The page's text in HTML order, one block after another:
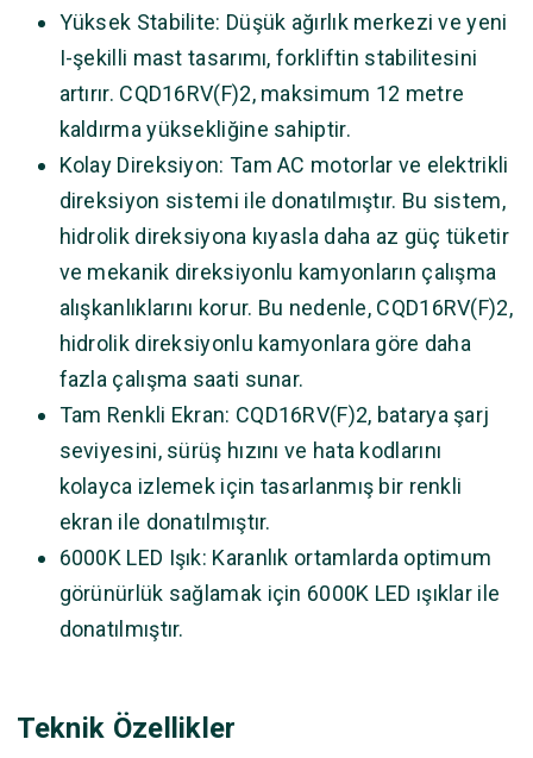
Yüksek Stabilite: Düşük ağırlık merkezi ve yeni
I-şekilli mast tasarımı, forkliftin stabilitesini
artırır. CQD16RV(F)2, maksimum 12 metre
kaldırma yüksekliğine sahiptir.
Kolay Direksiyon: Tam AC motorlar ve elektrikli
direksiyon sistemi ile donatılmıştır. Bu sistem,
hidrolik direksiyona kıyasla daha az güç tüketir
ve mekanik direksiyonlu kamyonların çalışma
alışkanlıklarını korur. Bu nedenle, CQD16RV(F)2,
hidrolik direksiyonlu kamyonlara göre daha
fazla çalışma saati sunar.
Tam Renkli Ekran: CQD16RV(F)2, batarya şarj
seviyesini, sürüş hızını ve hata kodlarını
kolayca izlemek için tasarlanmış bir renkli
ekran ile donatılmıştır.
6000K LED Işık: Karanlık ortamlarda optimum
görünürlük sağlamak için 6000K LED ışıklar ile
donatılmıştır.
Teknik Özellikler